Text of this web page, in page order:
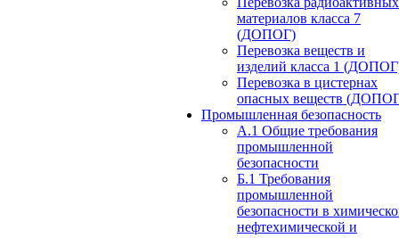
материалов класса 7
(ДОПОГ)
Перевозка веществ и
изделий класса 1
Перевозка в цистернах
опасных веществ
Промышленная безопасность
А.1 Общие требования
промышленной
безопасности
Б.1 Требования
промышленной
безопасности в
нефтехимической и